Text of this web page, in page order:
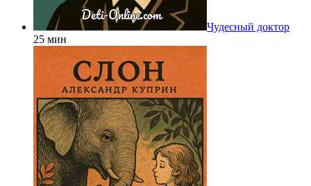
Чудесный доктор
25 мин